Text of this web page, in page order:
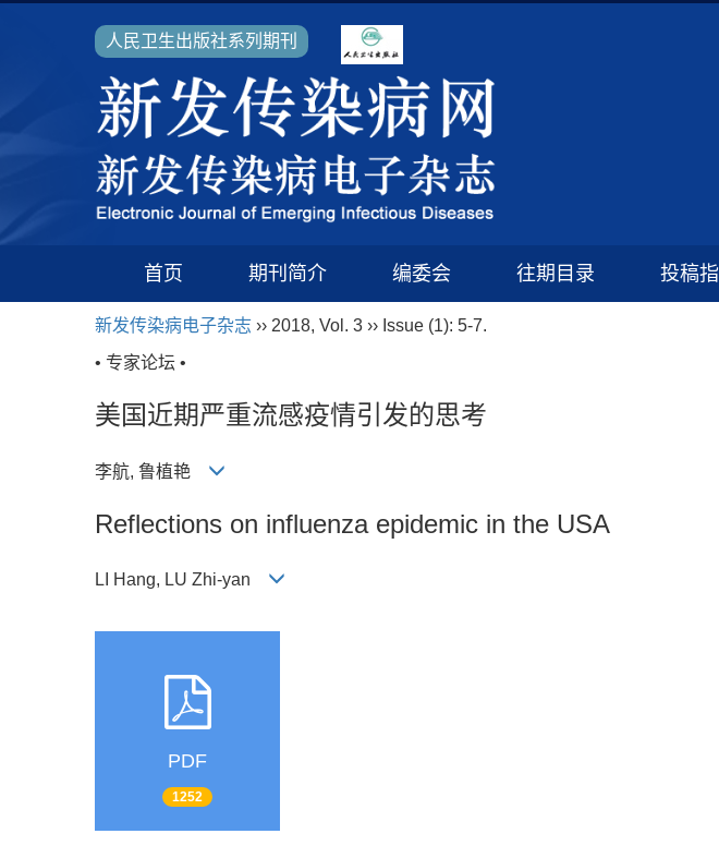
人民卫生出版社系列期刊
首页 期刊简介 编委会 往期目录 投稿
新发传染病电子杂志 ›› 2018, Vol. 3 ›› Issue (1): 5-7.
• 专家论坛 •
美国近期严重流感疫情引发的思考
李航, 鲁植艳
Reflections on influenza epidemic in the USA
LI Hang, LU Zhi-yan
PDF
1252